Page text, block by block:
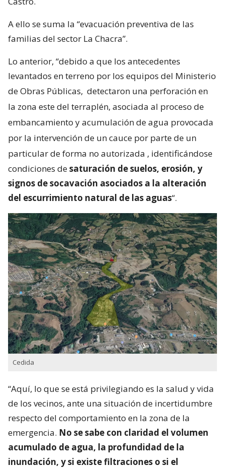
Bío, se informó que la medida se determinó luego
de una reunión de mesa técnica donde se analizó la
situación de la emergencia en la zona del bypass de
Castro.
A ello se suma la “evacuación preventiva de las
familias del sector La Chacra”.
Lo anterior, “debido a que los antecedentes
levantados en terreno por los equipos del Ministerio
de Obras Públicas,
detectaron una perforación en
la zona este del terraplén, asociada al proceso de
embancamiento y acumulación de agua provocada
por la intervención de un cauce por parte de un
particular de forma no autorizada, identificándose
condiciones desaturación de suelos, erosión, y
signos de socavación asociados a la alteración
del escurrimiento natural de las aguas “.
Cedida
“Aquí, lo que se está privilegiando es la salud y vida